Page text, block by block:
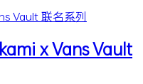
x Vans Vault